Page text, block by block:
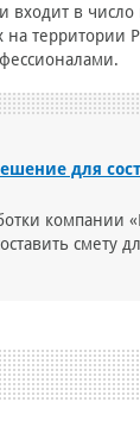
входит в
на территории
для
компании
смету